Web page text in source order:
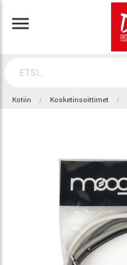
Kotiin Kosketinsoittimet